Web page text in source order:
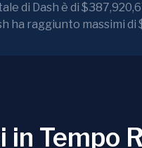
di Dash è di
ha raggiunto massimi di
Tempo